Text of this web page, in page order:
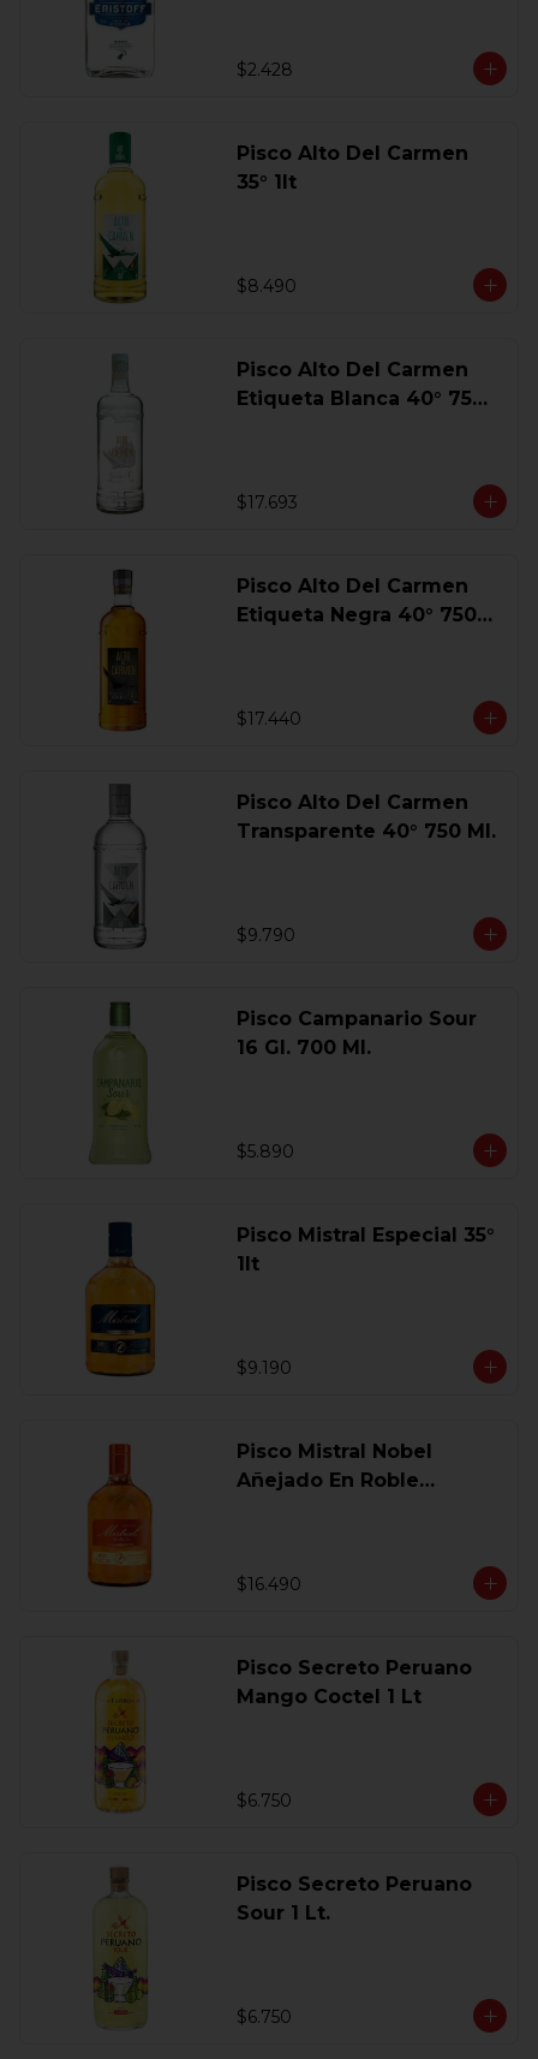
$2.428
Pisco Alto Del Carmen
35° 1lt
$8.490
Pisco Alto Del Carmen
Etiqueta Blanca 40° 750
$17.693
Pisco Alto Del Carmen
Etiqueta Negra 40° 750
$17.440
Pisco Alto Del Carmen
Transparente 40° 750 Ml.
$9.790
Pisco Campanario Sour
16 Gl. 700 Ml.
$5.890
Pisco Mistral Especial 35°
1lt
$9.190
Pisco Mistral Nobel
Añejado En Roble
$16.490
Pisco Secreto Peruano
Mango Coctel 1 Lt
$6.750
Pisco Secreto Peruano
Sour 1 Lt.
$6.750